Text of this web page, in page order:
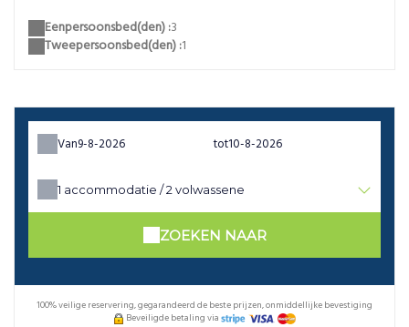
Eenpersoonsbed(den) :3
Tweepersoonsbed(den) :1
Van tot
1 accommodatie /2volwassene
ZOEKEN NAAR
100% veilige reservering, gegarandeerd de beste prijzen, onmiddellijke bevestiging
Beveiligde betaling via